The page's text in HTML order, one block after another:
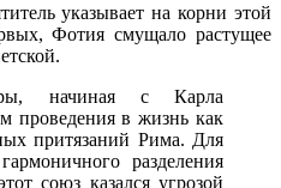
указывает на корни этой
Фотия смущало растущее
начиная с Карла
проведения в жизнь как
притязаний Рима. Для
разделения
союз казался угрозой